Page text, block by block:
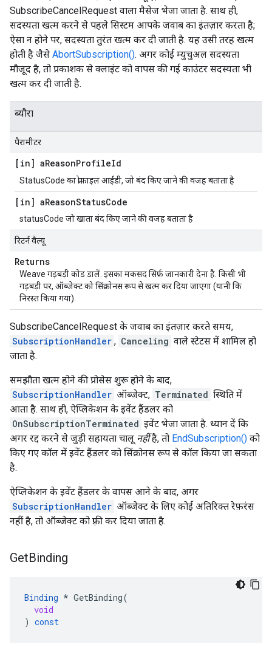
SubscribeCancelRequest वाला मैसेज भेजा जाता है. साथ ही,
सदस्यता खत्म करने से पहले सिस्टम आपके जवाब का इंतज़ार करता है;
ऐसा न होने पर, सदस्यता तुरंत खत्म कर दी जाती है. यह उसी तरह खत्म
होती है जैसे AbortSubscription(). अगर कोई म्युचुअल सदस्यता
मौजूद है, तो प्रकाशक से क्लाइंट को वापस की गई काउंटर सदस्यता भी
खत्म कर दी जाती है.
ब्यौरा
पैरामीटर
[in] aReasonProfileId
StatusCode का प्रोफ़ाइल आईडी, जो बंद किए जाने की वजह बताता है
[in] aReasonStatusCode
statusCode जो खाता बंद किए जाने की वजह बताता है
रिटर्न वैल्यू
Returns
Weave गड़बड़ी कोड डालें. इसका मकसद सिर्फ़ जानकारी देना है. किसी भी
गड़बड़ी पर, ऑब्जेक्ट को सिंक्रोनस रूप से खत्म कर दिया जाएगा (यानी कि
निरस्त किया गया).
SubscribeCancelRequest के जवाब का इंतज़ार करते समय,
SubscriptionHandler , Canceling वाले स्टेटस में शामिल हो
जाता है.
समझौता खत्म होने की प्रोसेस शुरू होने के बाद,
SubscriptionHandler ऑब्जेक्ट, Terminated स्थिति में
आता है. साथ ही, ऐप्लिकेशन के इवेंट हैंडलर को
OnSubscriptionTerminated इवेंट भेजा जाता है. ध्यान दें कि
अगर रद्द करने से जुड़ी सहायता चालू नहींहै, तो EndSubscription() को
किए गए कॉल में इवेंट हैंडलर को सिंक्रोनस रूप से कॉल किया जा सकता
है.
ऐप्लिकेशन के इवेंट हैंडलर के वापस आने के बाद, अगर
SubscriptionHandler ऑब्जेक्ट के लिए कोई अतिरिक्त रेफ़रंस
नहीं है, तो ऑब्जेक्ट को फ़्री कर दिया जाता है.
GetBinding
Binding * GetBinding(
void
) const